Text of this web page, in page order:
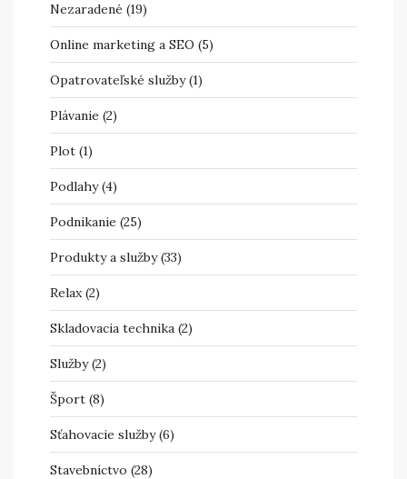
Nezaradené (19)
Online marketing a SEO (5)
Opatrovateľské služby(1)
Plávanie (2)
Plot (1)
Podlahy(4)
Podnikanie (25)
Produkty a služby(33)
Relax(2)
Skladovacia technika (2)
Služby(2)
Šport (8)
Sťahovacie služby(6)
Stavebníctvo (28)